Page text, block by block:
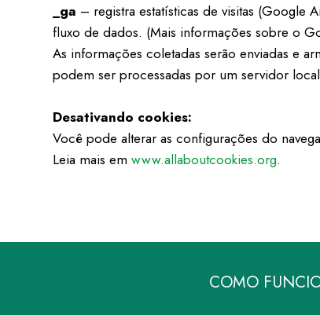
_ga – registra estatísticas de visitas (Google
fluxo de dados. (Mais informações sobre o
As informações coletadas serão enviadas e
podem ser processadas por um servidor
Desativando cookies:
Você pode alterar as configurações do
Leia mais emwww.allaboutcookies.org.
COMO